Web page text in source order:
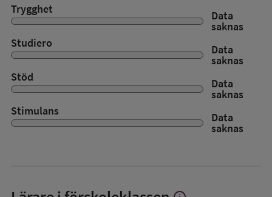
Trygghet
Data
saknas
Studiero
Data
saknas
Stöd
Data
saknas
Stimulans
Data
saknas